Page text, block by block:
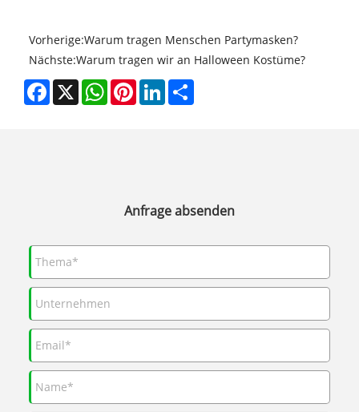
Vorherige:Warum tragen Menschen Partymasken?
Nächste:Warum tragen wir an Halloween Kostüme?
Facebook
X WhatsAppPinterestLinkedInShare
Anfrage absenden